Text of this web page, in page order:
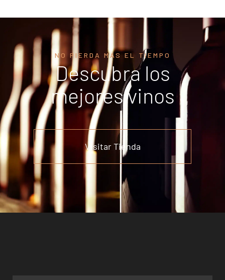
NO PIERDA MÁS EL TIEMPO
Descubra los
mejores vinos
Visitar Tienda